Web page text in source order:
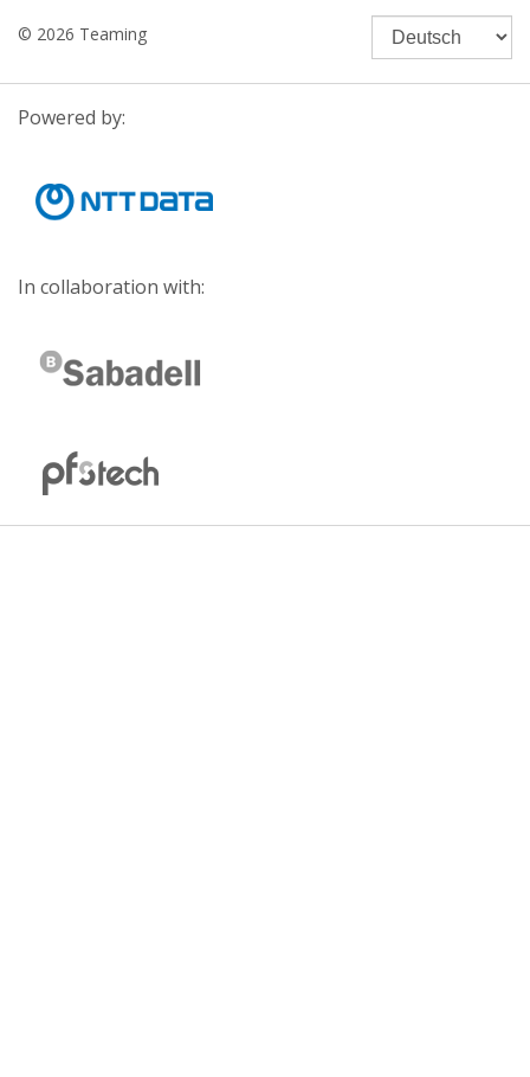
© 2026 Teaming
Powered by:
In collaboration with: